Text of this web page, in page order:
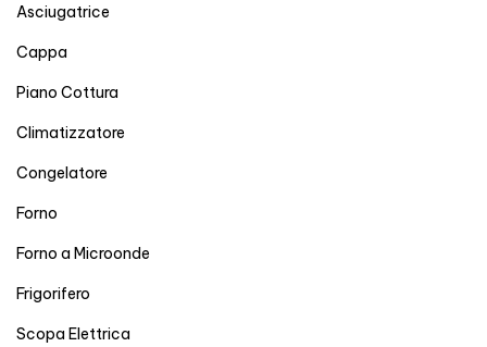
Asciugatrice
Cappa
Piano Cottura
Climatizzatore
Congelatore
Forno
Forno a Microonde
Frigorifero
Scopa Elettrica